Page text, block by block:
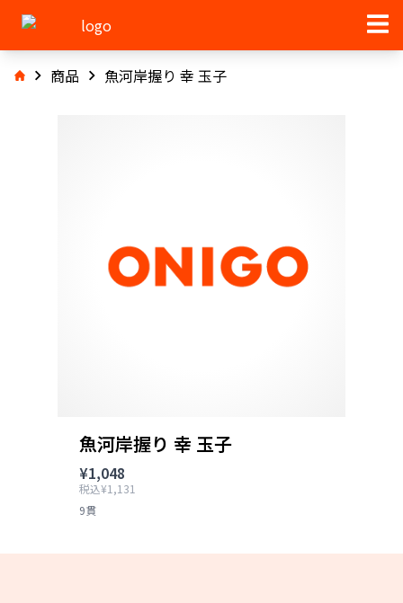
商品 魚河岸握り 幸 玉子
魚河岸握り 幸 玉子
¥1,048
税込¥1,131
9貫